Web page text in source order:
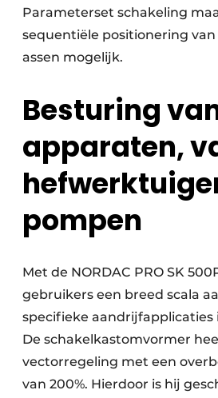
Parameterset schakeling
sequentiële positionering
assen mogelijk.
Besturing
apparaten,
pompen
Met de NORDAC PRO SK
gebruikers een breed scala
specifieke
De schakelkastomvormer
vectorregeling met een
van 200%. Hierdoor is hij